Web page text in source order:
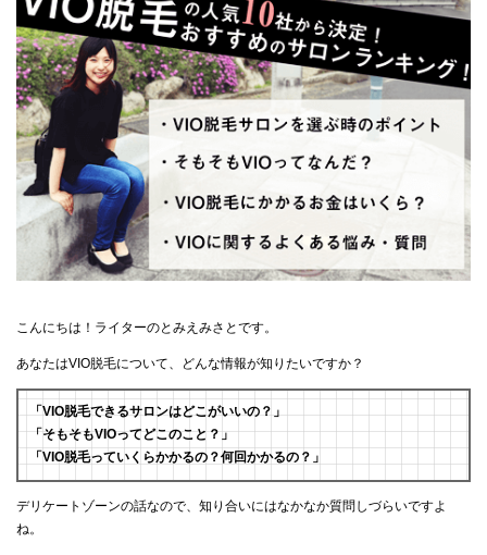
こんにちは！ライターのとみえみさとです。
あなたはVIO脱毛について、どんな情報が知りたいですか？
「VIO脱毛できるサロンはどこがいいの？」
「そもそもVIOってどこのこと？」
「VIO脱毛っていくらかかるの？何回かかるの？」
デリケートゾーンの話なので、知り合いにはなかなか質問しづらいですよ
ね。